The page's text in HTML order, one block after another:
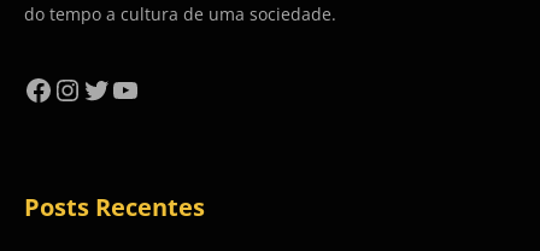
do tempo a cultura de uma sociedade.
Facebook
Instagram
Twitter
YouTube
Posts Recentes